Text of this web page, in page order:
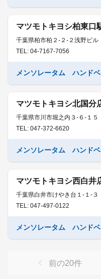
マツモトキヨシ柏東口
千葉県柏市柏２-２-２浅野ビル
TEL: 04-7167-7056
メンソレータム ハンド
マツモトキヨシ北国分
千葉県市川市堀之内３-６-１５
TEL: 047-372-6620
メンソレータム ハンド
マツモトキヨシ西白井
千葉県白井市けやき台１-１-３
TEL: 047-497-0122
メンソレータム ハンド
前の20件